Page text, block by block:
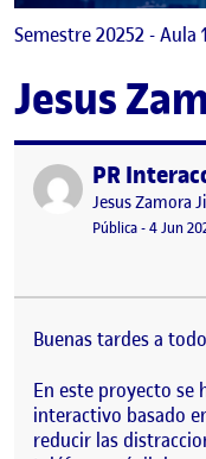
Semestre 20252 - Aula 1
Jesus
Publicado por
PR
Publicado por
Jesus Zamora
Visibilidad:
Pública-Fecha
4 Jun
Buenas tardes a
En este proyecto
interactivo basado
reducir las